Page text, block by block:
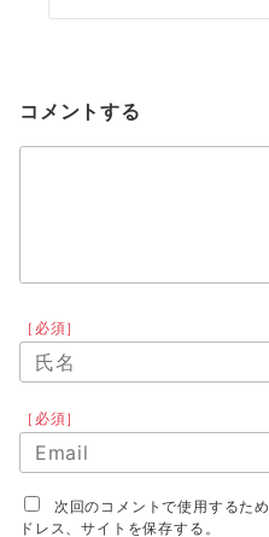
コメントする
［必須］
［必須］
次回のコメントで使用するた
ドレス、サイトを保存する。